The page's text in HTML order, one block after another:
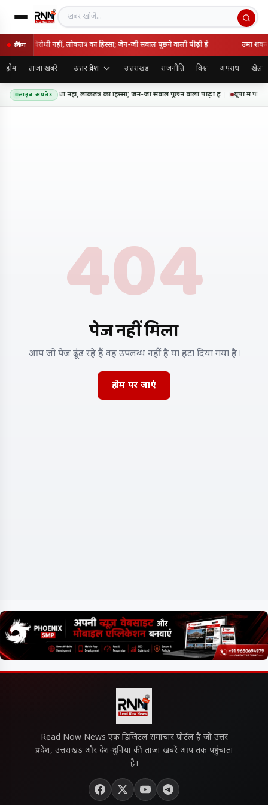
खबर खोजें
ब्रेकिंग
राष्ट्रविरोधी नहीं, लोकतंत्र का हिस्सा; जेन-जी सवाल पूछने वाली पीढ़ी है उमा शंकर
होम ताज़ा खबरें उत्तर प्रदेश उत्तराखंड राजनीति विश्व अपराध खेल
लाइव अपडेट
आंदोलन राष्ट्रविरोधी नहीं, लोकतंत्र का हिस्सा; जेन-जी सवाल पूछने वाली पीढ़ी है यूपी में
404
पेज नहीं मिला
आप जो पेज ढूंढ रहे हैं वह उपलब्ध नहीं है या हटा दिया गया है।
होम पर जाएं
Read Now News एक डिजिटल समाचार पोर्टल है जो उत्तर
प्रदेश, उत्तराखंड और देश-दुनिया की ताज़ा खबरें आप तक पहुंचाता
है।